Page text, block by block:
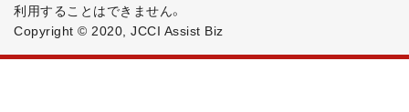
利用することはできません。
Copyright © 2020, JCCI Assist Biz